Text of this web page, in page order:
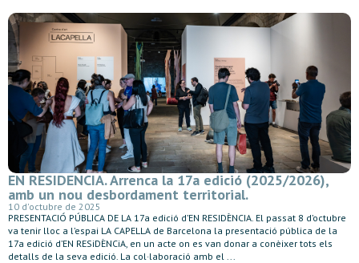
EN RESIDENCIA. Arrenca la 17a edició (2025/2026),
amb un nou desbordament territorial.
10 d'octubre de 2025
PRESENTACIÓ PÚBLICA DE LA 17a edició d’EN RESIDÈNCIA. El passat 8 d’octubre
va tenir lloc a l’espai LA CAPELLA de Barcelona la presentació pública de la
17a edició d’EN RESiDÈNCiA, en un acte on es van donar a conèixer tots els
detalls de la seva edició. La col·laboració amb el ...